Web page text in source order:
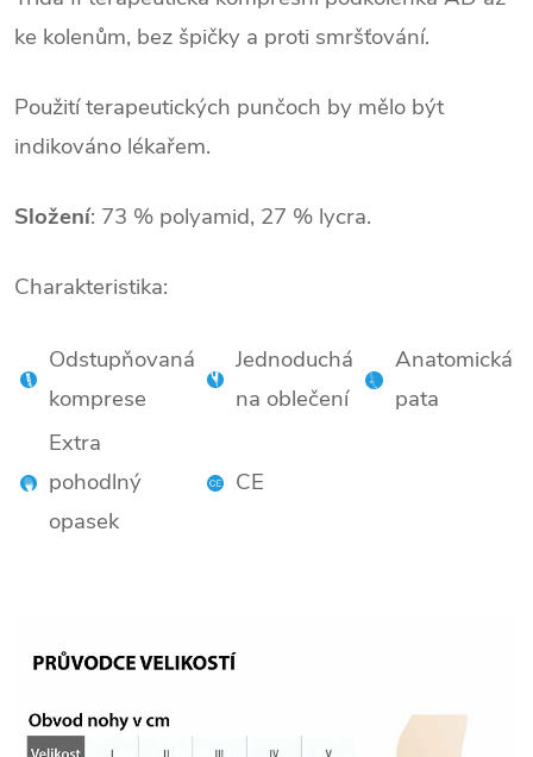
ke kolenům, bez špičky a proti smršťování.
Použití terapeutických punčoch by mělo být
indikováno lékařem.
Složení: 73 % polyamid, 27 % lycra.
Charakteristika:
Odstupňovaná
komprese
Jednoduchá
na oblečení
Anatomická
pata
Extra
pohodlný
opasek
CE